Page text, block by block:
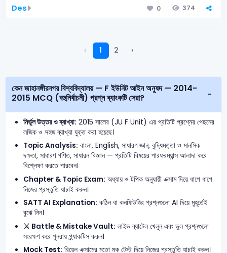
Des 0 374
‹ 1 2 ›
কেন জাহানঙ্গীরনগর বিশ্ববিদ্যালয় — F ইউনিট আইন অনুষদ — 2014-
2015 MCQ (বহুনির্বাচনী) প্রশ্ন ব্যাংকটি সেরা?
নির্ভুল উত্তর ও ব্যাখ্যা: 2015 সালের (JU F Unit) এর প্রতিটি প্রশ্নের পেছনের
লজিক ও সহজ ব্যাখ্যা যুক্ত করা হয়েছে।
Topic Analysis: বাংলা, English, সাধারণ জ্ঞান, বুদ্ধিমত্তা ও মানসিক
দক্ষতা, সাধারণ গণিত, সাধারন বিজ্ঞান — প্রতিটি বিষয়ের পারফরম্যান্স আলাদা করে
বিশ্লেষণ করতে পারবেন।
Chapter & Topic Exam: অধ্যায় ও টপিক অনুযায়ী এক্সাম দিয়ে ধাপে ধাপে
নিজের প্রস্তুতি যাচাই করুন।
SATT AI Explanation: কঠিন বা কনফিউজিং প্রশ্নগুলো AI দিয়ে মুহূর্তেই
বুঝে নিন।
⚔️ Battle & Mistake Vault: লাইভ ব্যাটেল খেলুন এবং ভুল প্রশ্নগুলো
সংরক্ষণ করে পুনরায় প্র্যাকটিস করুন।
Mock Test: রিয়েল এক্সামের মতো মক টেস্ট দিয়ে নিজের প্রস্তুতি যাচাই করুন।